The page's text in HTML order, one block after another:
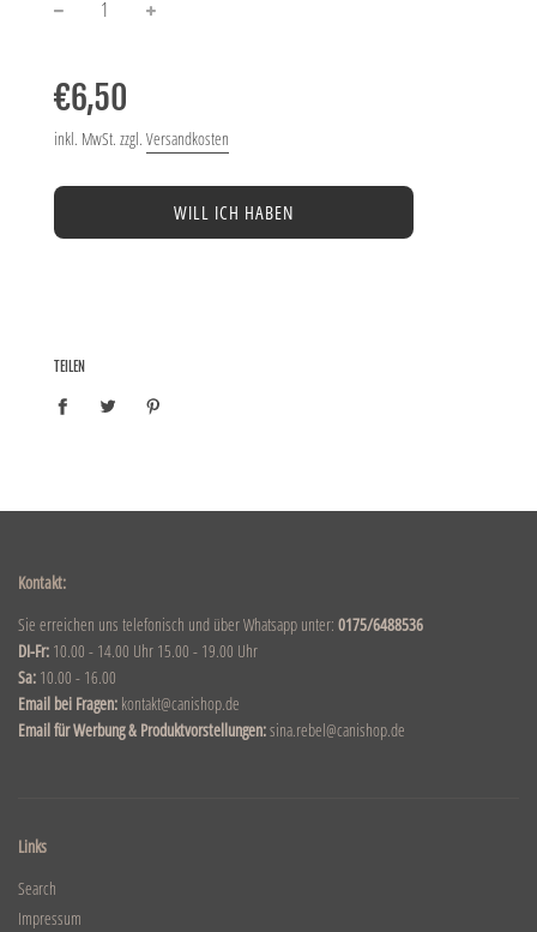
Preis
€6,50
inkl. MwSt. zzgl. Versandkosten
WILL ICH HABEN
TEILEN
Kontakt:
Sie erreichen uns telefonisch und über Whatsapp unter: 0175/6488536
DI-Fr: 10.00 - 14.00 Uhr 15.00 - 19.00 Uhr
Sa: 10.00 - 16.00
Email bei Fragen: kontakt@canishop.de
Email für Werbung & Produktvorstellungen:sina.rebel@canishop.de
Links
Search
Impressum